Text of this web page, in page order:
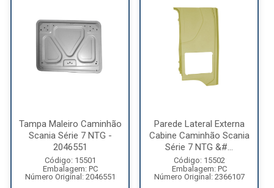
Tampa Maleiro Caminhão
Scania Série 7 NTG -
2046551
Código: 15501
Embalagem: PC
Número Original: 2046551
Parede Lateral Externa
Cabine Caminhão Scania
Série 7 NTG &#...
Código: 15502
Embalagem: PC
Número Original: 2366107